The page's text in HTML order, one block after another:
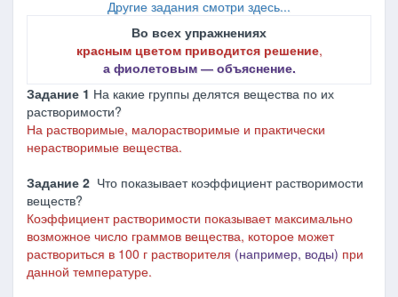
Другие задания смотри здесь...
Во всех упражнениях
красным цветом приводится решение,
а фиолетовым ― объяснение.
Задание 1 На какие группы делятся вещества по их
растворимости?
На растворимые, малорастворимые и практически
нерастворимые вещества.
Задание 2 Что показывает коэффициент растворимости
веществ?
Коэффициент растворимости показывает максимально
возможное число граммов вещества, которое может
раствориться в 100 г растворителя (например, воды) при
данной температуре.